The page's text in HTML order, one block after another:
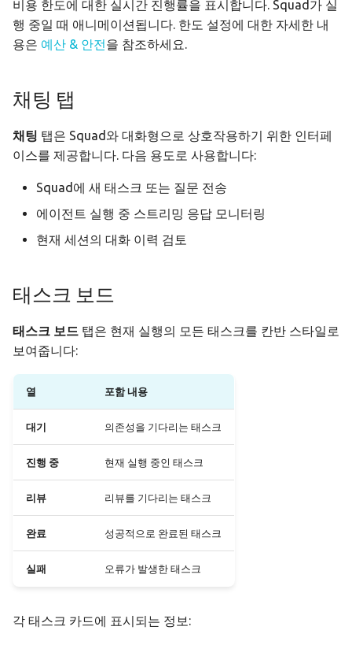
비용 한도에 대한 실시간 진행률을 표시합니다. Squad가 실
행 중일 때 애니메이션됩니다. 한도 설정에 대한 자세한 내
용은 예산 & 안전을 참조하세요.
채팅 탭
채팅 탭은 Squad와 대화형으로 상호작용하기 위한 인터페
이스를 제공합니다. 다음 용도로 사용합니다:
Squad에 새 태스크 또는 질문 전송
에이전트 실행 중 스트리밍 응답 모니터링
현재 세션의 대화 이력 검토
태스크 보드
태스크 보드 탭은 현재 실행의 모든 태스크를 칸반 스타일로
보여줍니다:
열 포함 내용
대기 의존성을 기다리는 태스크
진행 중 현재 실행 중인 태스크
리뷰 리뷰를 기다리는 태스크
완료 성공적으로 완료된 태스크
실패 오류가 발생한 태스크
각 태스크 카드에 표시되는 정보: